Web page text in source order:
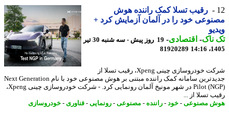
رقیب تسلا کمک راننده هوش
خود را در آلمان آزمایش کرد +
-اقتصادی-
19 روز پیش - سه شنبه 30 تیر
81920289
شرکت خودروسازی چینی Xpeng، رقیب تسلا از
جدیدترین سامانه کمک راننده مبتنی بر هوش مصنوعی خود با نام Next Generation
Pilot (NGP) در شهر مونیخ آلمان رونمایی کرد. - شرکت خودروسازی چینی Xpeng،
تسلا از ...
مصنوعی-خود -راننده -مصنوعی-رونمایی-فناوری- خودروسازی